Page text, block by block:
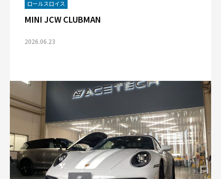
ロールスロイス
MINI JCW CLUBMAN
2026.06.23